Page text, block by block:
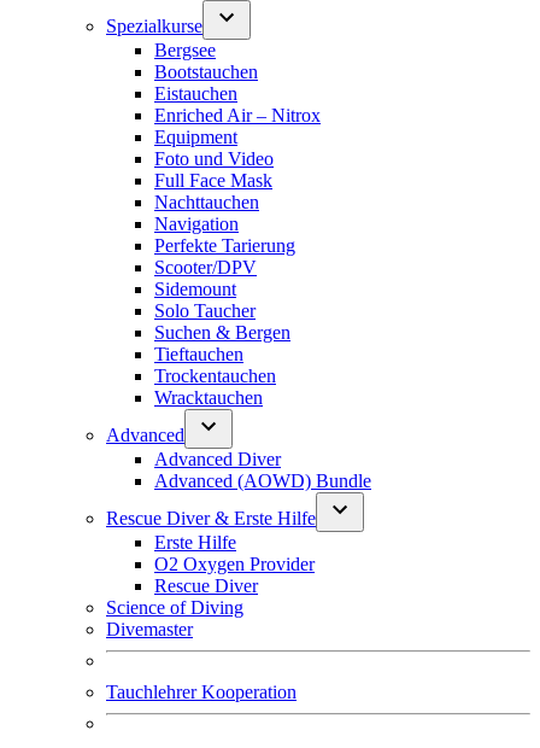
Spezialkurse
Bergsee
Bootstauchen
Eistauchen
Enriched Air – Nitrox
Equipment
Foto und Video
Full Face Mask
Nachttauchen
Navigation
Perfekte Tarierung
Scooter/DPV
Sidemount
Solo Taucher
Suchen & Bergen
Tieftauchen
Trockentauchen
Wracktauchen
Advanced
Advanced Diver
Advanced (AOWD) Bundle
Rescue Diver & Erste Hilfe
Erste Hilfe
O2 Oxygen Provider
Rescue Diver
Science of Diving
Divemaster
Tauchlehrer Kooperation